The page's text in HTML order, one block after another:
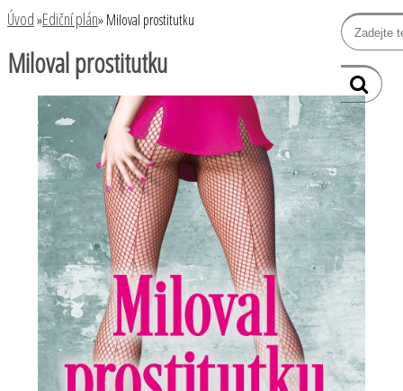
Úvod»Ediční plán»Miloval prostitutku
Miloval prostitutku